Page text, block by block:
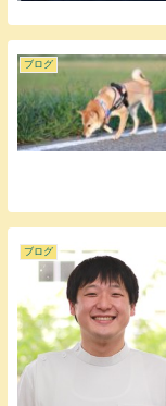
ブログ
ブログ